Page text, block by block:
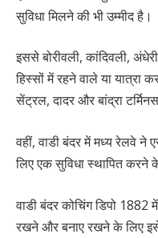
सुविधा मिलने की भी उम्मीद है।
इससे बोरीवली, कांदिवली,
हिस्सों में रहने वाले या यात्रा
सेंट्रल, दादर और बांद्रा
वहीं, वाडी बंदर में मध्य रेलवे ने
लिए एक सुविधा स्थापित करने
वाडी बंदर कोचिंग डिपो
रखने और बनाए रखने के लिए